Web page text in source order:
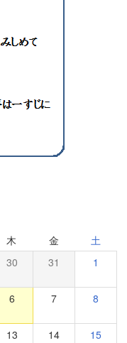
木 金 土
30 31 1
6 7 8
13 14 15